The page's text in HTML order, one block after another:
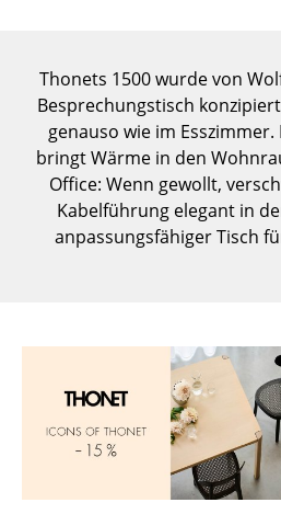
... alle Tische
Aufbewahren
Regale & Schränke
Bücherregale
Beistell- & Rollcontainer
Barmöbel
Thonets 1500 wurde von
Besprechungstisch
genauso wie im
bringt Wärme in den
Office: Wenn gewollt,
Kabelführung elegant in
anpassungsfähiger Tisch